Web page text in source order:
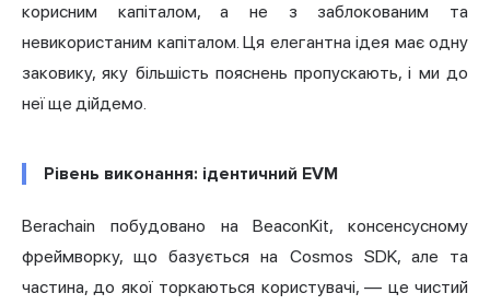
корисним капіталом, а не з заблокованим та
невикористаним капіталом. Ця елегантна ідея має одну
заковику, яку більшість пояснень пропускають, і ми до
неї ще дійдемо.
Рівень виконання: ідентичний EVM
Berachain побудовано на BeaconKit, консенсусному
фреймворку, що базується на Cosmos SDK, але та
частина, до якої торкаються користувачі, — це чистий